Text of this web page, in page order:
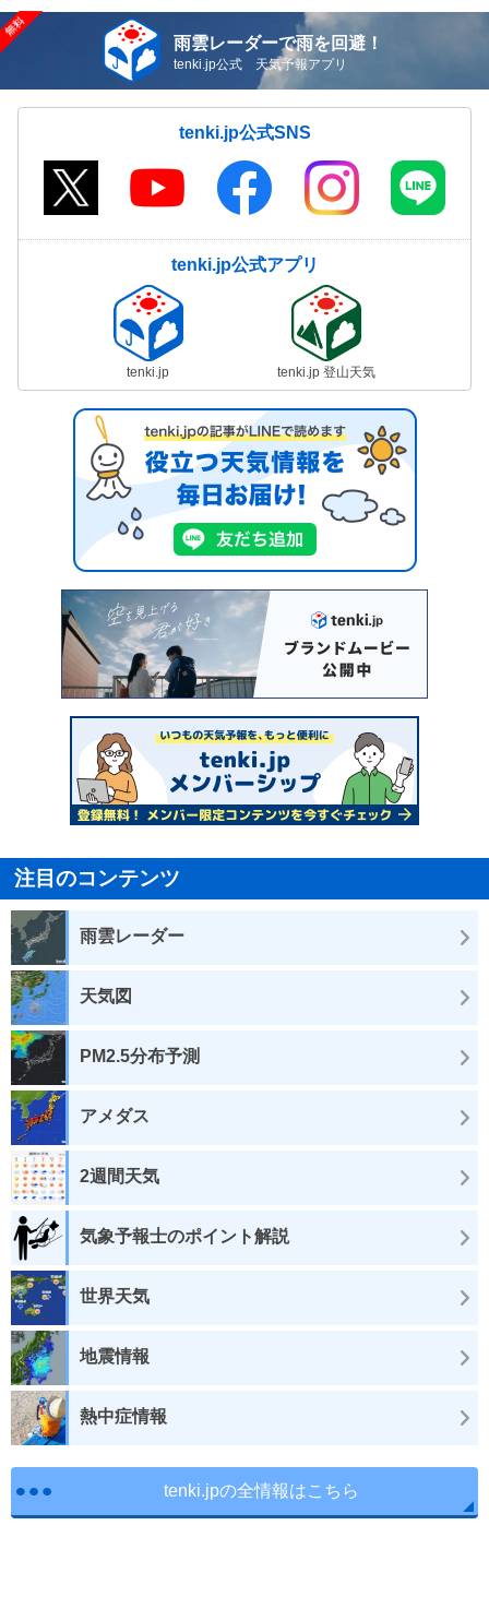
雨雲レーダーで雨を回避！
tenki.jp公式 天気予報アプリ
tenki.jp公式SNS
tenki.jp公式アプリ
tenki.jp tenki.jp 登山天気
注目のコンテンツ
雨雲レーダー
天気図
PM2.5分布予測
アメダス
2週間天気
気象予報士のポイント解説
世界天気
地震情報
熱中症情報
tenki.jpの全情報はこちら